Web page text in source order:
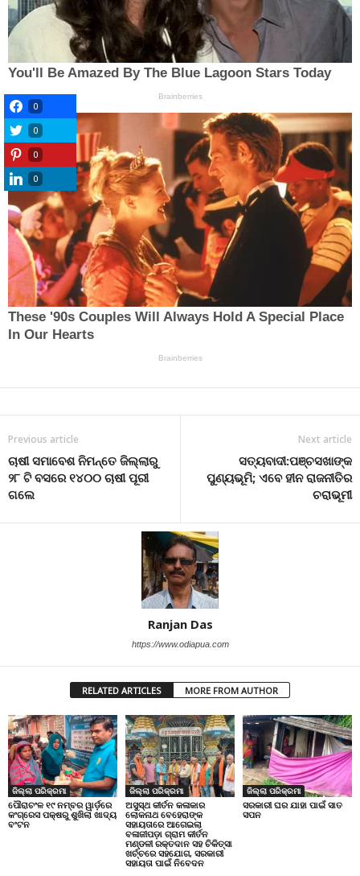
Previous article
ଚାଷୀ ସମାବେଶ ନିମନ୍ତେ ଜିଲ୍ଲାରୁ
୨୮ ଟି ବସରେ ୧୪୦୦ ଚାଷୀ ପୂରୀ
ଗଲେ
Next article
ସତ୍ୟବାଦୀ:ପଞ୍ଚସଖାଙ୍କ
ପୁଣ୍ୟଭୂମି; ଏବେ ହୀନ ରାଜନୀତିର
ଚରାଭୂମୀ
Ranjan Das
https://www.odiapua.com
RELATED ARTICLES MORE FROM AUTHOR
ଜିଲ୍ଲା ପରିକ୍ରମା
ପୌରାଚଂଳ ୧୯ ନମ୍ବର ୱାର୍ଡ଼ରେ
କଂଗ୍ରେସ ପକ୍ଷରୁ ଶୁଖିଲା ଖାଦ୍ୟ
ବଂଟନ
ଜିଲ୍ଲା ପରିକ୍ରମା
ଅସୁସ୍ଥ କୀର୍ତନ କଳାକାର
ଲୋକନାଥ ବେହେରାଙ୍କ
ସହାୟତାରେ ଆଗେଇଲା
ବଳାଜୀପଡ଼ା ଗ୍ରାମ କୀର୍ତନ
ମଣ୍ଡଳୀ ରକ୍ତଦାନ ସହ ଚିକିତ୍ସା
ଖର୍ଚ୍ଚରେ ସହଯୋଗ, ସରକାରୀ
ସହାୟତା ପାଇଁ ନିବେଦନ
ଜିଲ୍ଲା ପରିକ୍ରମା
ସରକାରୀ ଘର ଯାହା ପାଇଁ ସାତ
ସପନ
0
0
0
0